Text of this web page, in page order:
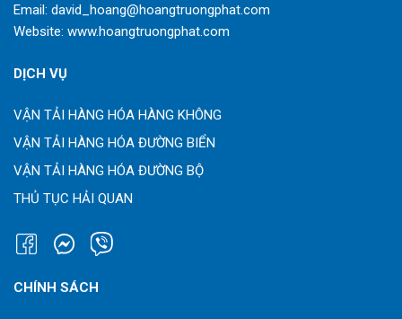
Email: david_hoang@hoangtruongphat.com
Website: www.hoangtruongphat.com
DỊCH VỤ
VẬN TẢI HÀNG HÓA HÀNG KHÔNG
VẬN TẢI HÀNG HÓA ĐƯỜNG BIỂN
VẬN TẢI HÀNG HÓA ĐƯỜNG BỘ
THỦ TỤC HẢI QUAN
CHÍNH SÁCH